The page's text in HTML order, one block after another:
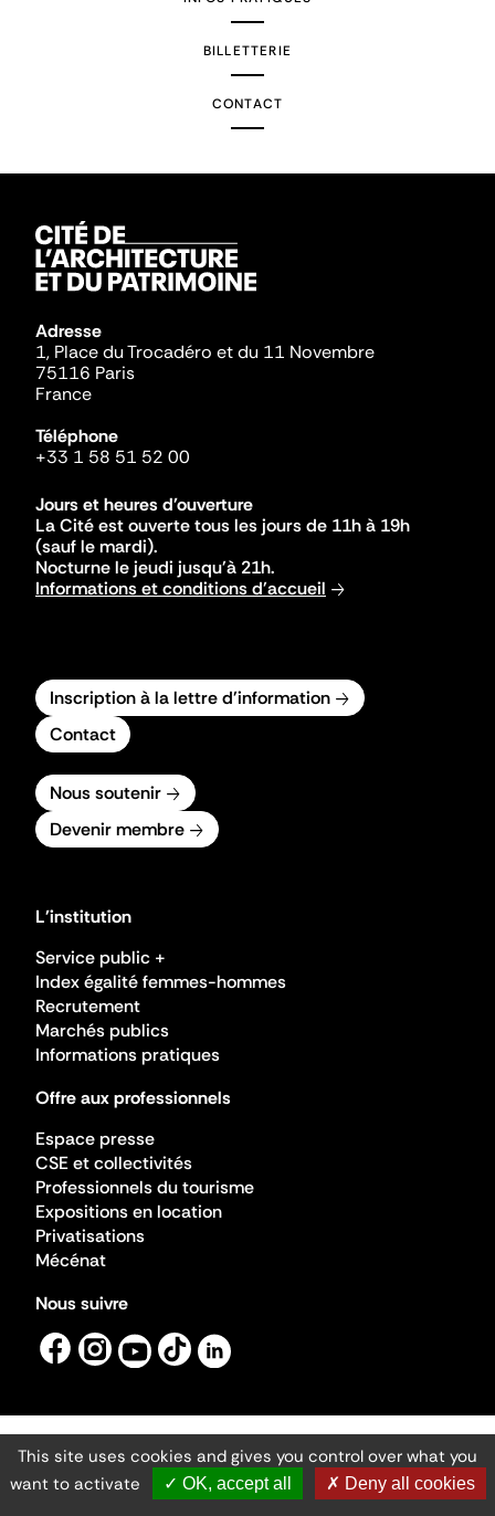
BILLETTERIE
CONTACT
Adresse
1, Place du Trocadéro et du 11 Novembre
75116 Paris
France
Téléphone
+33 1 58 51 52 00
Jours et heures d'ouverture
La Cité est ouverte tous les jours de 11h à 19h
(sauf le mardi).
Nocturne le jeudi jusqu'à 21h.
Informations et conditions d'accueil
Inscription à la lettre d'information
Contact
Nous soutenir
Devenir membre
L'institution
Service public +
Index égalité femmes-hommes
Recrutement
Marchés publics
Informations pratiques
Offre aux professionnels
Espace presse
CSE et collectivités
Professionnels du tourisme
Expositions en location
Privatisations
Mécénat
Nous suivre
Mentions légales
Gestion des cookies
Accessibilité numérique
Ministère de la Culture ©2026
This site uses cookies and gives you control over what you
want to activate
✓ OK, accept all ✗ Deny all cookies